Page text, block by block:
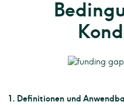
1. Definitionen und